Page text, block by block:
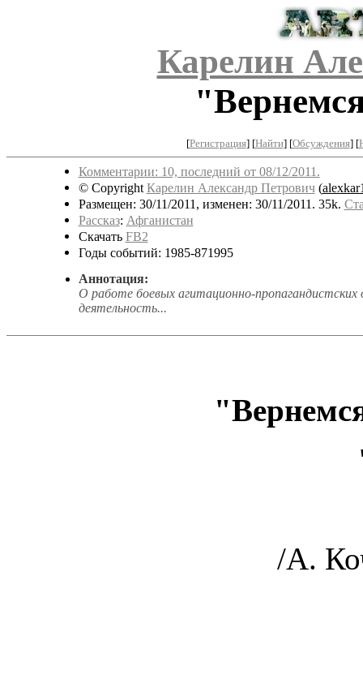
Карелин
[Регистрация] [Найти] [Обсуждения] [
Комментарии: 10, последний от 08/12/2011.
© CopyrightКарелин Александр Петрович(
Размещен: 30/11/2011, изменен: 30/11/2011. 35k.
Рассказ: Афганистан
Скачать FB2
Годы событий: 1985-871995
Аннотация:
О работе боевых агитационно-
деятельность...
/А.